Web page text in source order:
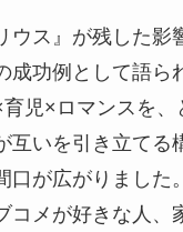
ウス』が残した影
成功例として語ら
児×ロマンスを、
互いを引き立てる
口が広がりました
コメが好きな人、